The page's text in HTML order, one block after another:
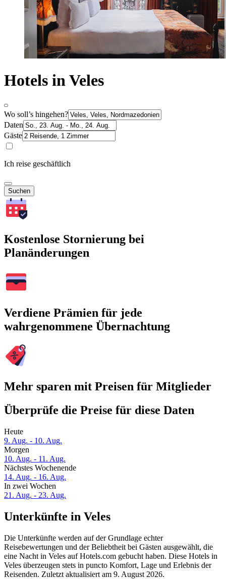
Hotels in Veles
Wo soll’s hingehen?
Daten
Gäste
Ich reise geschäftlich
Suchen
Kostenlose Stornierung bei
Planänderungen
Verdiene Prämien für jede
wahrgenommene Übernachtung
Mehr sparen mit Preisen für Mitglieder
Überprüfe die Preise für diese Daten
Heute
9. Aug. - 10. Aug.
Morgen
10. Aug. - 11. Aug.
Nächstes Wochenende
14. Aug. - 16. Aug.
In zwei Wochen
21. Aug. - 23. Aug.
Unterkünfte in Veles
Die Unterkünfte werden auf der Grundlage echter
Reisebewertungen und der Beliebtheit bei Gästen ausgewählt, die
eine Nacht in Veles auf Hotels.com gebucht haben. Diese Hotels in
Veles überzeugen stets in puncto Komfort, Lage und Erlebnis der
Reisenden. Zuletzt aktualisiert am 9. August 2026.